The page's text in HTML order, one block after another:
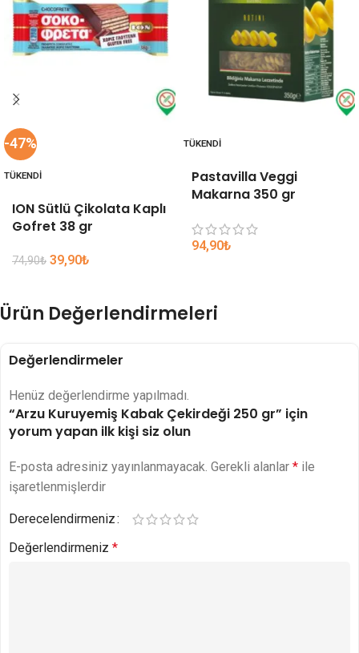
-47%
TÜKENDI
ION Sütlü Çikolata Kaplı
Gofret 38 gr
74,90₺ 39,90₺
TÜKENDI
Pastavilla Veggi
Makarna 350 gr
94,90₺
Ürün Değerlendirmeleri
Değerlendirmeler
Henüz değerlendirme yapılmadı.
“Arzu Kuruyemiş Kabak Çekirdeği 250 gr” için
yorum yapan ilk kişi siz olun
E-posta adresiniz yayınlanmayacak. Gerekli alanlar * ile
işaretlenmişlerdir
Derecelendirmeniz
Değerlendirmeniz *